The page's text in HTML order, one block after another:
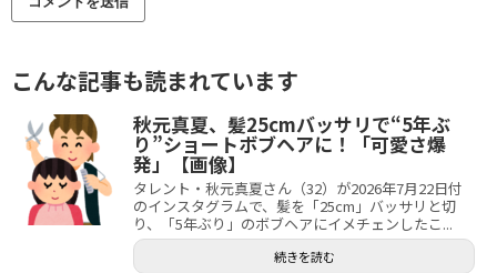
こんな記事も読まれています
秋元真夏、髪25cmバッサリで“5年ぶ
り”ショートボブヘアに！「可愛さ爆
発」【画像】
タレント・秋元真夏さん（32）が2026年7月22日付
のインスタグラムで、髪を「25cm」バッサリと切
り、「5年ぶり」のボブヘアにイメチェンしたこ...
続きを読む